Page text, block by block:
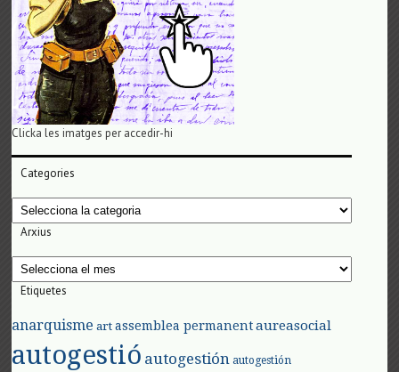
Clicka les imatges per accedir-hi
Categories
Categories
Arxius
Arxius
Etiquetes
anarquisme art assemblea permanent aureasocial
autogestió autogestión autogestión